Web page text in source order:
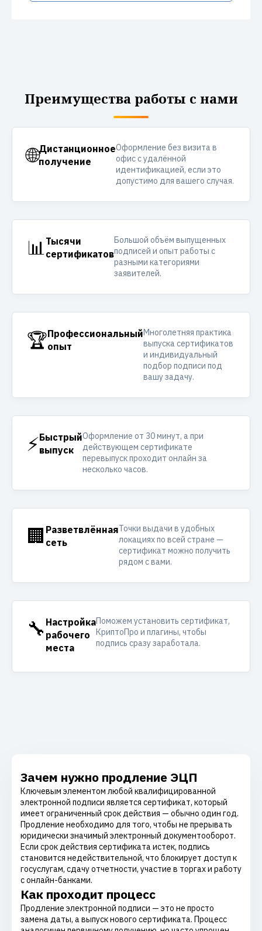
Преимущества работы с нами
🌐Дистанционное
получение
Оформление без визита в
офис с удалённой
идентификацией, если это
допустимо для вашего случая.
📊 Тысячи
сертификатов
Большой объём выпущенных
подписей и опыт работы с
разными категориями
заявителей.
🏆Профессиональный
опыт
Многолетняя практика
выпуска сертификатов
и индивидуальный
подбор подписи под
вашу задачу.
⚡Быстрый
выпуск
Оформление от 30 минут, а при
действующем сертификате
перевыпуск проходит онлайн за
несколько часов.
🏢 Разветвлённая
сеть
Точки выдачи в удобных
локациях по всей стране —
сертификат можно получить
рядом с вами.
🔧 Настройка
рабочего
места
Поможем установить сертификат,
КриптоПро и плагины, чтобы
подпись сразу заработала.
Зачем нужно продление ЭЦП
Ключевым элементом любой квалифицированной
электронной подписи является сертификат, который
имеет ограниченный срок действия — обычно один год.
Продление необходимо для того, чтобы не прерывать
юридически значимый электронный документооборот.
Если срок действия сертификата истек, подпись
становится недействительной, что блокирует доступ к
госуслугам, сдачу отчетности, участие в торгах и работу
с онлайн-банками.
Как проходит процесс
Продление электронной подписи — это не просто
замена даты, а выпуск нового сертификата. Процесс